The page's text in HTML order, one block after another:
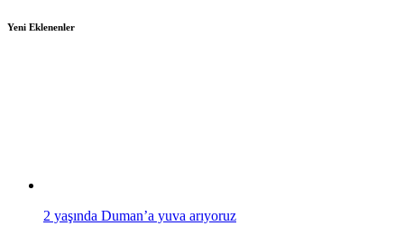
Yeni Eklenenler
2 yaşında Duman’a yuva arıyoruz